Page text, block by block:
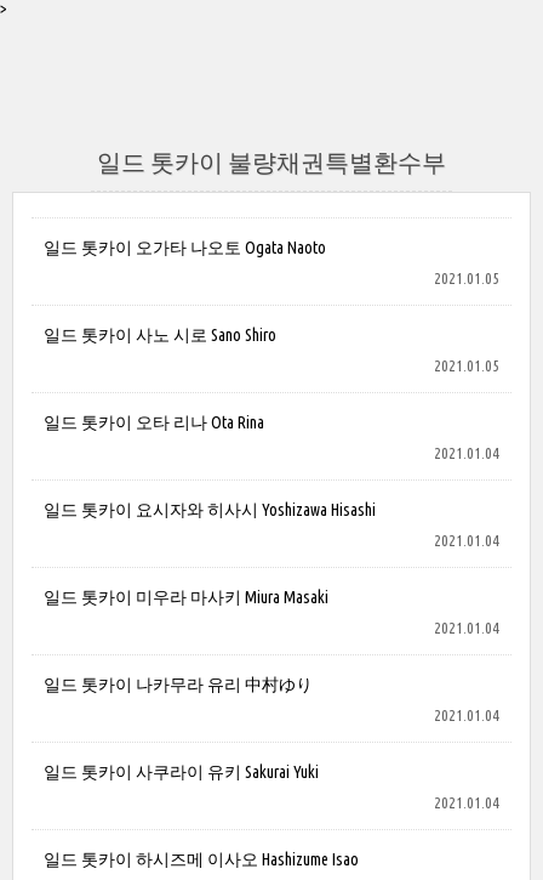
>
일드 톳카이 불량채권특별환수부
일드 톳카이 오가타 나오토 Ogata Naoto
2021.01.05
일드 톳카이 사노 시로 Sano Shiro
2021.01.05
일드 톳카이 오타 리나 Ota Rina
2021.01.04
일드 톳카이 요시자와 히사시 Yoshizawa Hisashi
2021.01.04
일드 톳카이 미우라 마사키 Miura Masaki
2021.01.04
일드 톳카이 나카무라 유리 中村ゆり
2021.01.04
일드 톳카이 사쿠라이 유키 Sakurai Yuki
2021.01.04
일드 톳카이 하시즈메 이사오 Hashizume Isao